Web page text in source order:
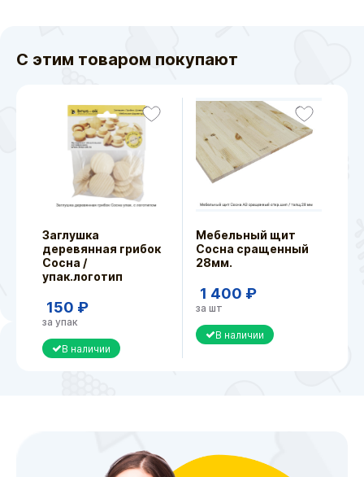
С этим товаром покупают
Заглушка
деревянная грибок
Сосна /
упак.логотип
150 ₽
за упак
В наличии
Мебельный щит
Сосна сращенный
28мм.
1 400 ₽
за шт
В наличии